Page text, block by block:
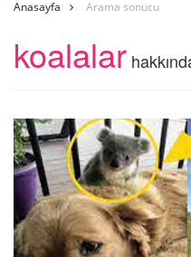
Anasayfa Arama sonucu
koalalar